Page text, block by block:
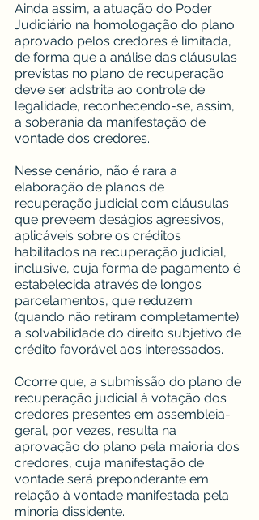
Ainda assim, a atuação do Poder
Judiciário na homologação do plano
aprovado pelos credores é limitada,
de forma que a análise das cláusulas
previstas no plano de recuperação
deve ser adstrita ao controle de
legalidade, reconhecendo-se, assim,
a soberania da manifestação de
vontade dos credores.
Nesse cenário, não é rara a
elaboração de planos de
recuperação judicial com cláusulas
que preveem deságios agressivos,
aplicáveis sobre os créditos
habilitados na recuperação judicial,
inclusive, cuja forma de pagamento é
estabelecida através de longos
parcelamentos, que reduzem
(quando não retiram completamente)
a solvabilidade do direito subjetivo de
crédito favorável aos interessados.
Ocorre que, a submissão do plano de
recuperação judicial à votação dos
credores presentes em assembleia-
geral, por vezes, resulta na
aprovação do plano pela maioria dos
credores, cuja manifestação de
vontade será preponderante em
relação à vontade manifestada pela
minoria dissidente.